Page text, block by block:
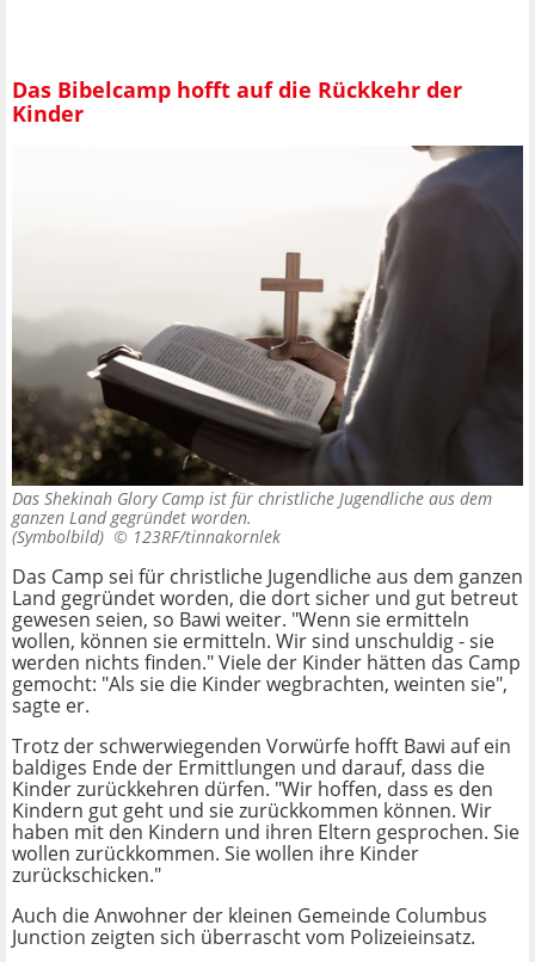
Das Bibelcamp hofft auf die Rückkehr der
Kinder
Das Shekinah Glory Camp ist für christliche Jugendliche aus dem
ganzen Land gegründet worden.
(Symbolbild) © 123RF/tinnakornlek
Das Camp sei für christliche Jugendliche aus dem ganzen
Land gegründet worden, die dort sicher und gut betreut
gewesen seien, so Bawi weiter. "Wenn sie ermitteln
wollen, können sie ermitteln. Wir sind unschuldig - sie
werden nichts finden." Viele der Kinder hätten das Camp
gemocht: "Als sie die Kinder wegbrachten, weinten sie",
sagte er.
Trotz der schwerwiegenden Vorwürfe hofft Bawi auf ein
baldiges Ende der Ermittlungen und darauf, dass die
Kinder zurückkehren dürfen. "Wir hoffen, dass es den
Kindern gut geht und sie zurückkommen können. Wir
haben mit den Kindern und ihren Eltern gesprochen. Sie
wollen zurückkommen. Sie wollen ihre Kinder
zurückschicken."
Auch die Anwohner der kleinen Gemeinde Columbus
Junction zeigten sich überrascht vom Polizeieinsatz.